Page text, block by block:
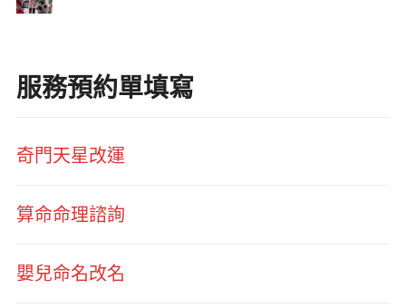
服務預約單填寫
奇門天星改運
算命命理諮詢
嬰兒命名改名